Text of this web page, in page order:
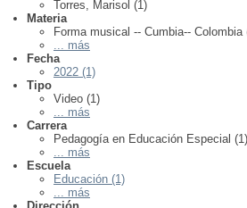
Torres, Marisol (1)
Materia
Forma musical -- Cumbia-- Colombia
... más
Fecha
2022 (1)
Tipo
Video (1)
... más
Carrera
Pedagogía en Educación Especial (1)
... más
Escuela
Educación (1)
... más